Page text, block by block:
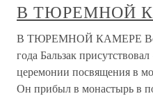
В ТЮРЕМНОЙ
В ТЮРЕМНОЙ КАМЕРЕ Во
года Бальзак
церемонии посвящения в
Он прибыл в монастырь в